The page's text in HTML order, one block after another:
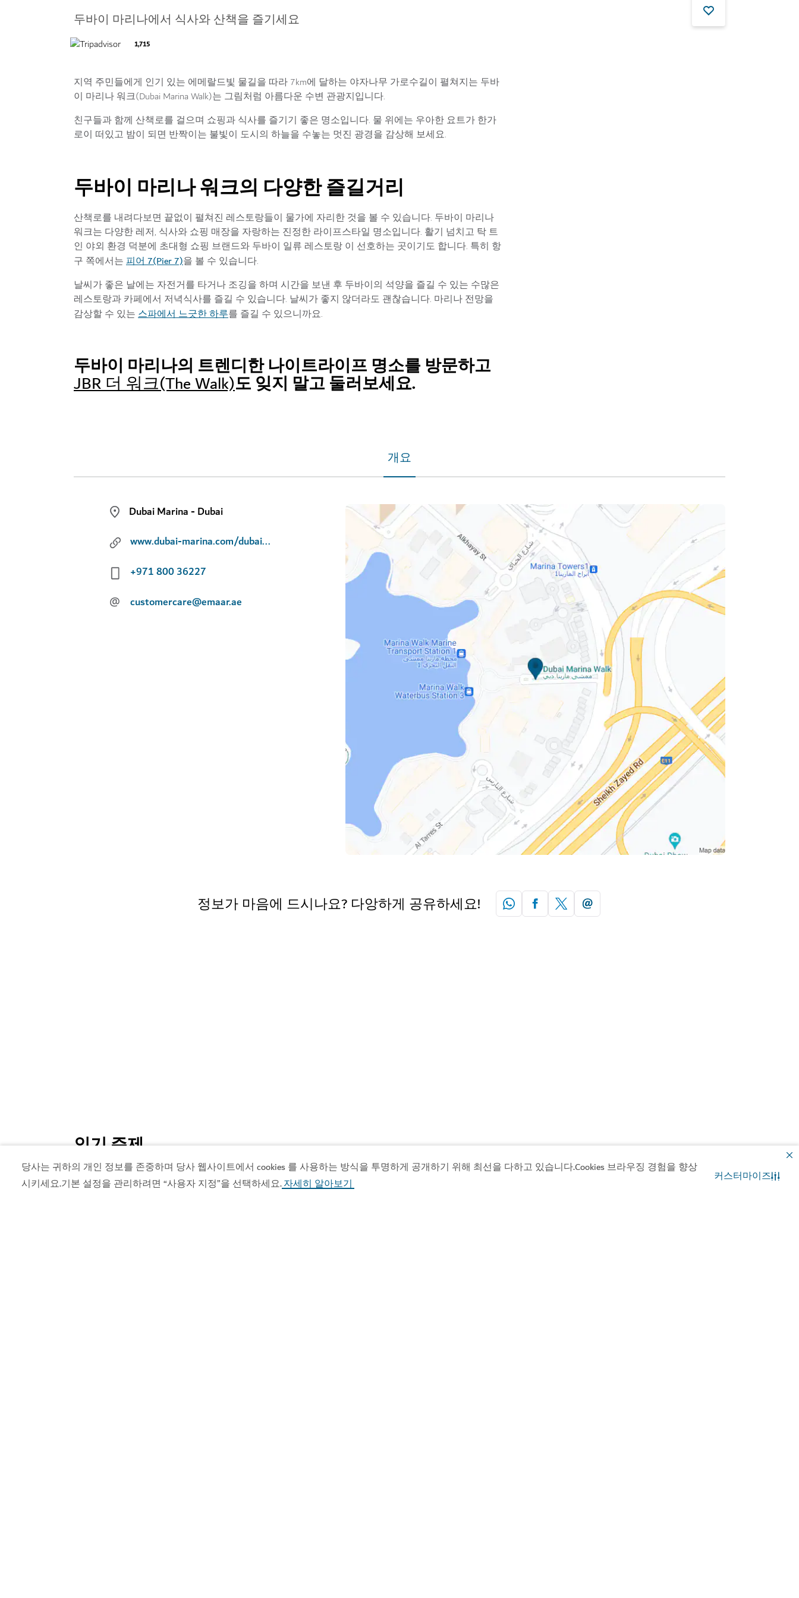
당사는 귀하의 개인 정보를 존중하며 당사 웹사이트에서 cookies 를 사용하는 방식을 투명하게 공개하기 위해 최선을 다하고 있습니다.Cookies 브라우징 경험을 향상
시키세요.기본 설정을 관리하려면 “사용자 지정”을 선택하세요.자세히 알아보기 커스터마이즈
두바이 마리나에서 식사와 산책을 즐기세요
1,715
지역 주민들에게 인기 있는 에메랄드빛 물길을 따라 7km에 달하는 야자나무 가로수길이 펼쳐지는 두바
이 마리나 워크(Dubai Marina Walk)는 그림처럼 아름다운 수변 관광지입니다.
친구들과 함께 산책로를 걸으며 쇼핑과 식사를 즐기기 좋은 명소입니다. 물 위에는 우아한 요트가 한가
로이 떠있고 밤이 되면 반짝이는 불빛이 도시의 하늘을 수놓는 멋진 광경을 감상해 보세요.
두바이 마리나 워크의 다양한 즐길거리
산책로를 내려다보면 끝없이 펼쳐진 레스토랑들이 물가에 자리한 것을 볼 수 있습니다. 두바이 마리나
워크는 다양한 레저, 식사와 쇼핑 매장을 자랑하는 진정한 라이프스타일 명소입니다. 활기 넘치고 탁 트
인 야외 환경 덕분에 초대형 쇼핑 브랜드와 두바이 일류 레스토랑 이 선호하는 곳이기도 합니다. 특히 항
구 쪽에서는 피어 7(Pier 7)을 볼 수 있습니다.
날씨가 좋은 날에는 자전거를 타거나 조깅을 하며 시간을 보낸 후 두바이의 석양을 즐길 수 있는 수많은
레스토랑과 카페에서 저녁식사를 즐길 수 있습니다. 날씨가 좋지 않더라도 괜찮습니다. 마리나 전망을
감상할 수 있는 스파에서 느긋한 하루를 즐길 수 있으니까요.
두바이 마리나의 트렌디한 나이트라이프 명소를 방문하고
JBR 더 워크(The Walk)도 잊지 말고 둘러보세요.
개요
Dubai Marina - Dubai
www.dubai-marina.com/dubai-marina-walk/
+971 800 36227
@ customercare@emaar.ae
정보가 마음에 드시나요? 다앙하게 공유하세요!
인기 주제
# 관광명소 #무료 입장